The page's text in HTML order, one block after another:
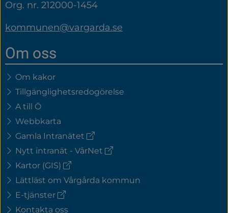
Org. nr. 212000-1454
kommunen@vargarda.se
Om oss
Om kakor
Tillgänglighetsredogörelse
A till Ö
Webbkarta
Gamla Intranätet (extern
länk)
Nytt intranät - VårNet (extern
Kartor (GIS) (extern
länk)
Lättläst om Vårgårda kommun
E-tjänster (extern
Kontakta oss